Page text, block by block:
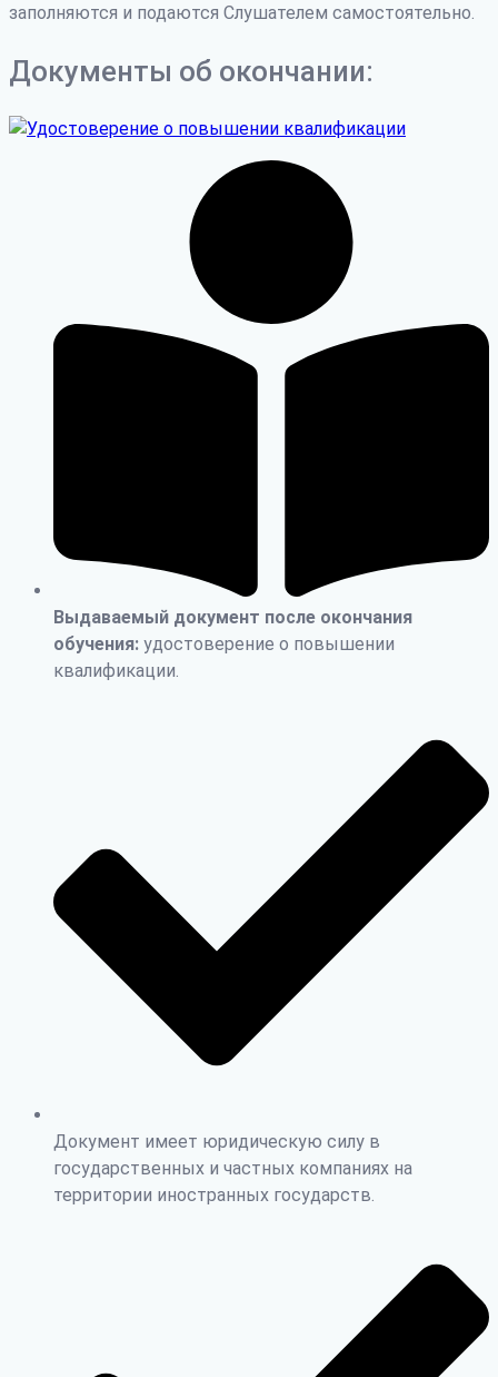
заполняются и подаются Слушателем самостоятельно.
Документы об окончании:
Выдаваемый документ после окончания
обучения: удостоверение о повышении
квалификации.
Документ имеет юридическую силу в
государственных и частных компаниях на
территории иностранных государств.